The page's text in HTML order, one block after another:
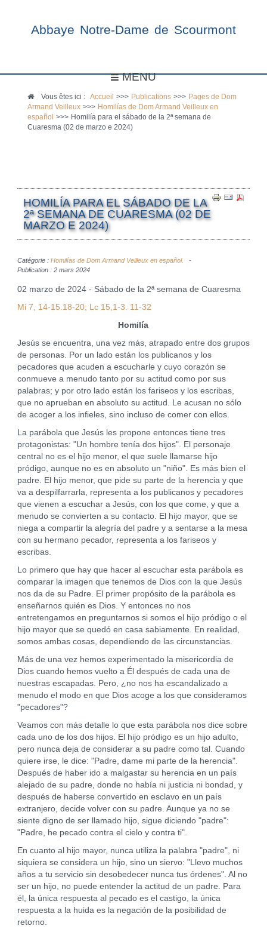
Abbaye Notre-Dame de Scourmont
MENU
Vous êtes ici :Accueil >>> Publications >>> Pages de Dom
Armand Veilleux >>> Homilías de Dom Armand Veilleux en
español
>>> Homilía para el sábado de la 2ª semana de
Cuaresma (02 de marzo e 2024)
HOMILÍA PARA EL SÁBADO DE LA
2ª SEMANA DE CUARESMA (02 DE
MARZO E 2024)
Catégorie : Homilías de Dom Armand Veilleux en español.
Publication : 2 mars 2024
02 marzo de 2024 - Sábado de la 2ª semana de Cuaresma
Mi 7, 14-15.18-20; Lc 15,1-3. 11-32
Homilía
Jesús se encuentra, una vez más, atrapado entre dos grupos
de personas. Por un lado están los publicanos y los
pecadores que acuden a escucharle y cuyo corazón se
conmueve a menudo tanto por su actitud como por sus
palabras; y por otro lado están los fariseos y los escribas,
que no aprueban en absoluto su actitud. Le acusan no sólo
de acoger a los infieles, sino incluso de comer con ellos.
La parábola que Jesús les propone entonces tiene tres
protagonistas: "Un hombre tenía dos hijos". El personaje
central no es el hijo menor, el que suele llamarse hijo
pródigo, aunque no es en absoluto un "niño". Es más bien el
padre. El hijo menor, que pide su parte de la herencia y que
va a despilfarrarla, representa a los publicanos y pecadores
que vienen a escuchar a Jesús, con los que come, y que a
menudo se convierten a su contacto. El hijo mayor, que se
niega a compartir la alegría del padre y a sentarse a la mesa
con su hermano pecador, representa a los fariseos y
escribas.
Lo primero que hay que hacer al escuchar esta parábola es
comparar la imagen que tenemos de Dios con la que Jesús
nos da de su Padre. El primer propósito de la parábola es
enseñarnos quién es Dios. Y entonces no nos
entretengamos en preguntarnos si somos el hijo pródigo o el
hijo mayor que se quedó en casa sabiamente. En realidad,
somos ambas cosas, dependiendo de las circunstancias.
Más de una vez hemos experimentado la misericordia de
Dios cuando hemos vuelto a Él después de cada una de
nuestras escapadas. Pero, ¿no nos ha escandalizado a
menudo el modo en que Dios acoge a los que consideramos
"pecadores"?
Veamos con más detalle lo que esta parábola nos dice sobre
cada uno de los dos hijos. El hijo pródigo es un hijo adulto,
pero nunca deja de considerar a su padre como tal. Cuando
quiere irse, le dice: "Padre, dame mi parte de la herencia".
Después de haber ido a malgastar su herencia en un país
alejado de su padre, donde no había ni justicia ni bondad, y
después de haberse convertido en esclavo en un país
extranjero, decide volver con su padre. Aunque ya no se
siente digno de ser llamado hijo, sigue diciendo "padre":
"Padre, he pecado contra el cielo y contra ti".
En cuanto al hijo mayor, nunca utiliza la palabra "padre", ni
siquiera se considera un hijo, sino un siervo: "Llevo muchos
años a tu servicio sin desobedecer nunca tus órdenes". Al no
ser un hijo, no puede entender la actitud de un padre. Para
él, la única respuesta al pecado es el castigo, la única
respuesta a la huida es la negación de la posibilidad de
retorno.